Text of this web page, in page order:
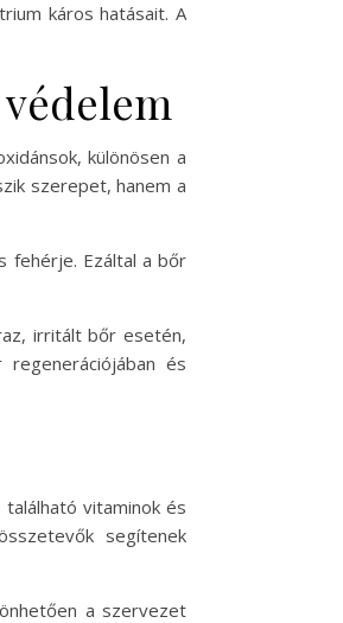
káros hatásait. A
különösen a
szerepet, hanem a
fehérje. Ezáltal a bőr
irritált bőr esetén,
és
vitaminok és
segítenek
a szervezet